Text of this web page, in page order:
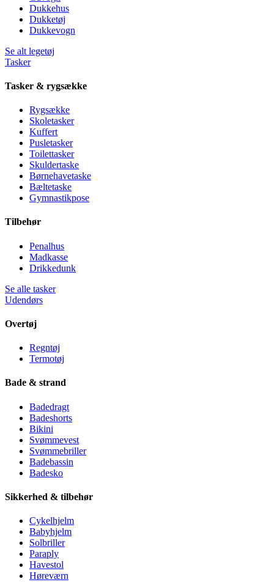
Dukkehus
Dukketøj
Dukkevogn
Se alt legetøj
Tasker
Tasker & rygsække
Rygsække
Skoletasker
Kuffert
Pusletasker
Toilettasker
Skuldertaske
Børnehavetaske
Bæltetaske
Gymnastikpose
Tilbehør
Penalhus
Madkasse
Drikkedunk
Se alle tasker
Udendørs
Overtøj
Regntøj
Termotøj
Bade & strand
Badedragt
Badeshorts
Bikini
Svømmevest
Svømmebriller
Badebassin
Badesko
Sikkerhed & tilbehør
Cykelhjelm
Babyhjelm
Solbriller
Paraply
Havestol
Høreværn